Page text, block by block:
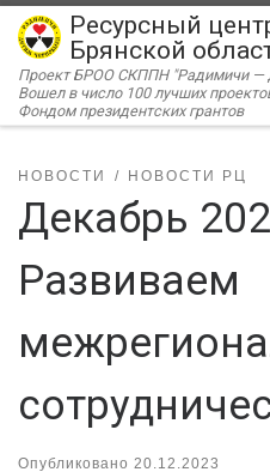
Перейти к содержимому
Ресурсный
Брянской
Проект БРОО СКППН "Радимичи —
Вошел в число 100 лучших
Фондом президентских грантов
НОВОСТИ НОВОСТИ РЦ
Декабрь
Развиваем
Опубликовано 20.12.2023